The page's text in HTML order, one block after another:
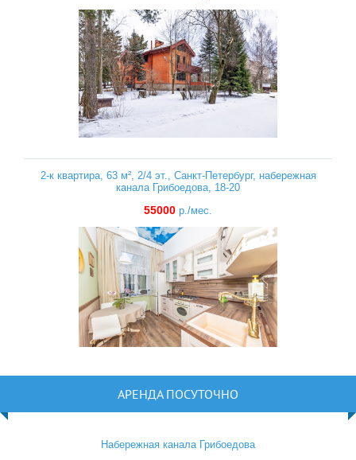
2-к квартира, 63 м², 2/4 эт., Санкт-Петербург, набережная
канала Грибоедова, 18-20
55000 р./мес.
АРЕНДА ПОСУТОЧНО
Набережная канала Грибоедова